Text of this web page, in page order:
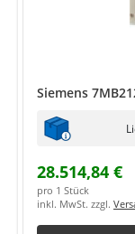
Siemens
28.514,84 €
pro 1 Stück
inkl. MwSt. zzgl.